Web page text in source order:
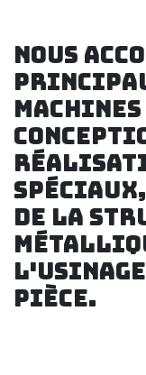
Nous
de la
pièce.